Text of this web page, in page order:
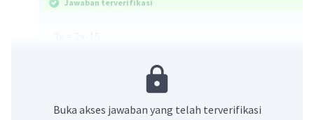
Jawaban terverifikasi
Beri Rating
Buka akses jawaban yang telah terverifikasi